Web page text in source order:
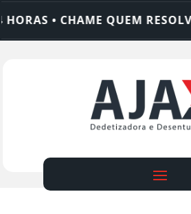
• CHAME QUEM RESOLVE: